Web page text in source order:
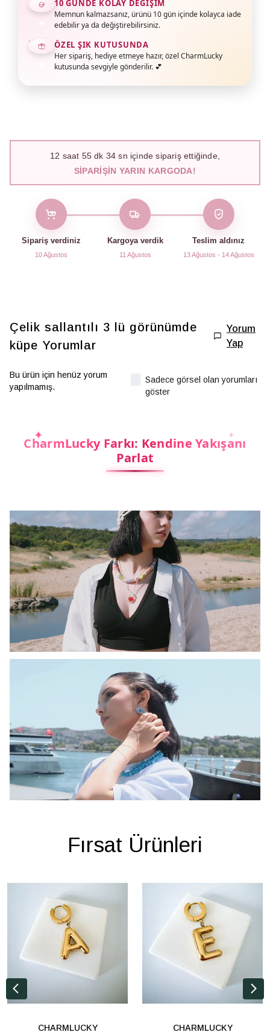
10 GÜNDE KOLAY DEĞIŞIM
Memnun kalmazsanız, ürünü 10 gün içinde kolayca iade
edebilir ya da değiştirebilirsiniz.
ÖZEL ŞIK KUTUSUNDA
Her sipariş, hediye etmeye hazır, özel CharmLucky
kutusunda sevgiyle gönderilir. 💕
12 saat 55dk 33 sn içinde sipariş ettiğinde,
SIPARIŞIN YARIN KARGODA!
Sipariş verdiniz
10 Ağustos
Kargoya verdik
11 Ağustos
Teslim aldınız
13 Ağustos - 14 Ağustos
Çelik sallantılı 3 lü görünümde
küpe Yorumlar
Yorum
Yap
Bu ürün için henüz yorum
yapılmamış.
Sadece görsel olan yorumları
göster
CharmLucky Farkı: Kendine Yakışanı
Parlat
Fırsat Ürünleri
CHARMLUCKY CHARMLUCKY